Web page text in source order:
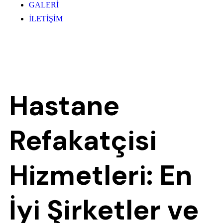
GALERİ
İLETİŞİM
Hastane
Refakatçisi
Hizmetleri: En
İyi Şirketler ve